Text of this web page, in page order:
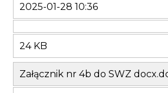
2025-01-28 10:36
24 KB
Załącznik nr 4b do SWZ